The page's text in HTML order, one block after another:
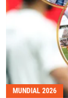
MUNDIAL 2026